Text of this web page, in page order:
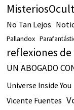
No Tan Lejos
Pallandox
reflexiones
UN ABOGADO
Universe Inside You
Vicente Fuentes